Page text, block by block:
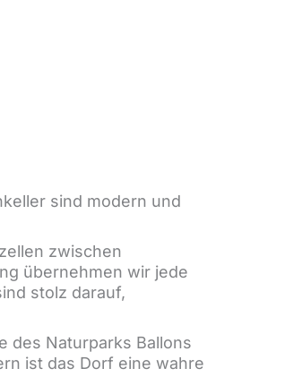
sind modern und
zwischen
übernehmen wir jede
stolz darauf,
des Naturparks Ballons
ist das Dorf eine wahre